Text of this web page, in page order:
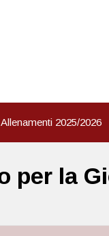
Allenamenti 2025/2026
per la